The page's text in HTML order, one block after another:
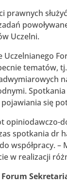
prawnych
Uczelni.
tematów,
się
spotkania dr
współpracy.
w realizacji
Forum